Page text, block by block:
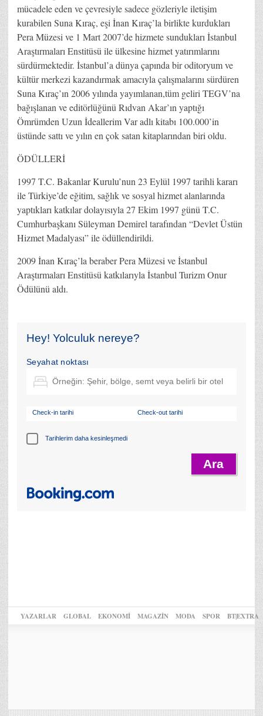
mücadele eden ve çevresiyle sadece gözleriyle iletişim
kurabilen Suna Kıraç, eşi İnan Kıraç’la birlikte kurdukları
Pera Müzesi ve 1 Mart 2007’de hizmete sundukları İstanbul
Araştırmaları Enstitüsü ile ülkesine hizmet yatırımlarını
sürdürmektedir. İstanbul’a dünya çapında bir oditoryum ve
kültür merkezi kazandırmak amacıyla çalışmalarını sürdüren
Suna Kıraç’ın 2006 yılında yayımlanan,tüm geliri TEGV’na
bağışlanan ve editörlüğünü Rıdvan Akar’ın yaptığı
Ömrümden Uzun İdeallerim Var adlı kitabı 100.000’in
üstünde sattı ve yılın en çok satan kitaplarından biri oldu.
ÖDÜLLERİ
1997 T.C. Bakanlar Kurulu’nun 23 Eylül 1997 tarihli kararı
ile Türkiye’de eğitim, sağlık ve sosyal hizmet alanlarında
yaptıkları katkılar dolayısıyla 27 Ekim 1997 günü T.C.
Cumhurbaşkanı Süleyman Demirel tarafından “Devlet Üstün
Hizmet Madalyası” ile ödüllendirildi.
2009 İnan Kıraç’la beraber Pera Müzesi ve İstanbul
Araştırmaları Enstitüsü katkılarıyla İstanbul Turizm Onur
Ödülünü aldı.
Hey! Yolculuk nereye?
Seyahat noktası
Check-in tarihi Check-out tarihi
Tarihlerim daha kesinleşmedi
YAZARLAR GLOBAL EKONOMİ MAGAZİN MODA SPOR BT|EXTRA